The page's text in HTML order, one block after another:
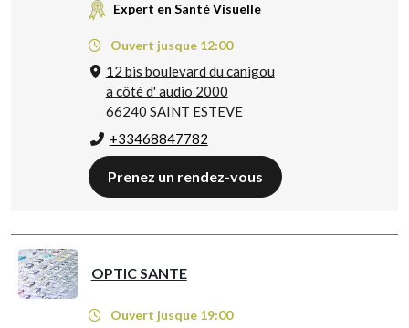
Expert en Santé Visuelle
Ouvert jusque 12:00
12 bis boulevard du canigou
a côté d' audio 2000
66240 SAINT ESTEVE
+33468847782
Prenez un rendez-vous
OPTIC SANTE
Ouvert jusque 19:00